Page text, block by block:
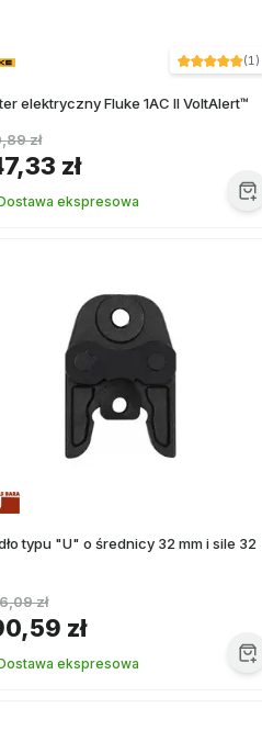
(1)
elektryczny Fluke 1AC II VoltAlert™
zł
zł
ekspresowa
typu "U" o średnicy 32 mm i sile 32
zł
zł
ekspresowa